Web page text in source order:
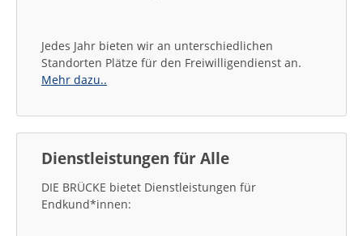
Jedes Jahr bieten wir an unterschiedlichen
Standorten Plätze für den Freiwilligendienst an.
Mehr dazu..
Dienstleistungen für Alle
DIE BRÜCKE bietet Dienstleistungen für
Endkund*innen: